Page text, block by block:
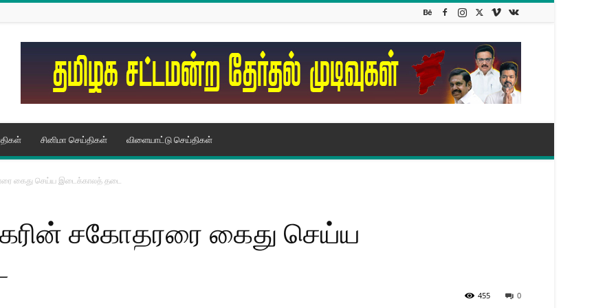
சினிமா செய்திகள் விளையாட்டு செய்திகள்
கைது செய்ய இடைக்காலத் தடை
சகோதரரை கைது செய்ய
0
455